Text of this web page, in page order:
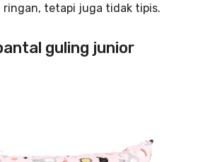
tetapi juga tidak tipis.
guling junior